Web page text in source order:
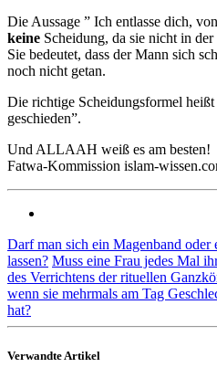
Die Aussage ” Ich entlasse dich,
keine Scheidung, da sie nicht in
Sie bedeutet, dass der Mann sich
noch nicht getan.
Die richtige Scheidungsformel
geschieden”.
Und ALLAAH weiß es am besten!
Fatwa-Kommission islam-
Darf man sich ein Magenband oder
lassen? Muss eine Frau jedes Mal
des Verrichtens der rituellen
wenn sie mehrmals am Tag
hat?
Verwandte Artikel